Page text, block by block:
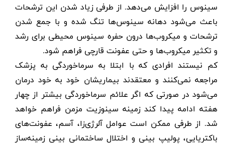
سینوس را افزایش می‌دهد. از طرفی زیاد شدن این ترشحات
باعث می‌شود دهانه سینوس‌ها تنگ شده و با جمع شدن
ترشحات و میکروب‌ها درون حفره سینوس محیطی برای رشد
و تکثیر میکروب‌ها و حتی عفونت قارچی فراهم شود.
کم نیستند افرادی که با ابتلا به سرماخوردگی به پزشک
مراجعه نمی‌کنند و معتقدند بیماریشان خود به خود درمان
می‌شود در صورتی که اگر علائم سرماخوردگی بیشتر از چهار
هفته ادامه پیدا کند زمینه سینوزیت مزمن فراهم خواهد
شد. از طرفی ممکن است عوامل آلرژی‌زا، آسم، عفونت‌های
باکتریایی، پولیپ بینی و اختلال ساختمانی بینی زمینه‌ساز